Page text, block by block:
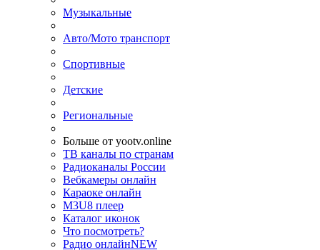
Музыкальные
Авто/Мото транспорт
Спортивные
Детские
Региональные
Больше от yootv.online
ТВ каналы по странам
Радиоканалы России
Вебкамеры онлайн
Караоке онлайн
M3U8 плеер
Каталог иконок
Что посмотреть?
Радио онлайнNEW